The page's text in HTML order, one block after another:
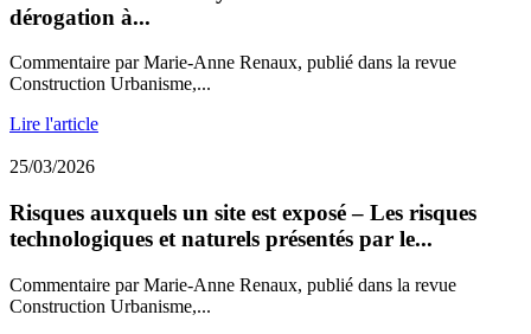
dérogation à...
Commentaire par Marie-Anne Renaux, publié dans la revue
Construction Urbanisme,...
Lire l'article
25/03/2026
Risques auxquels un site est exposé – Les risques
technologiques et naturels présentés par le...
Commentaire par Marie-Anne Renaux, publié dans la revue
Construction Urbanisme,...